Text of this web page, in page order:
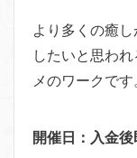
より多くの癒
したいと思わ
メのワークです
開催日：入金